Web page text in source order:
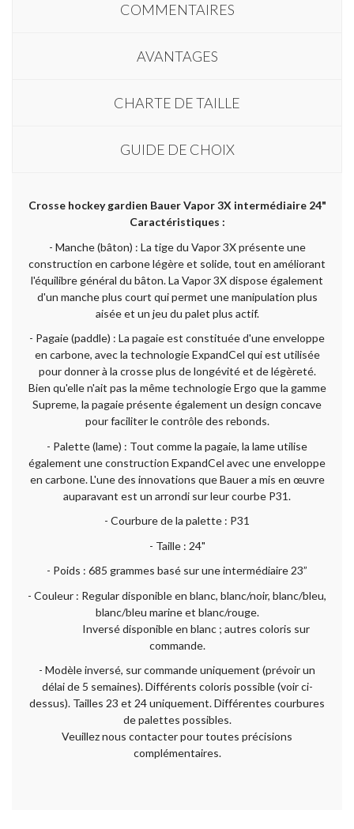
COMMENTAIRES
AVANTAGES
CHARTE DE TAILLE
GUIDE DE CHOIX
Crosse hockey gardien Bauer Vapor 3X intermédiaire 24"
Caractéristiques :
- Manche (bâton) : La tige du Vapor 3X présente une
construction en carbone légère et solide, tout en améliorant
l'équilibre général du bâton. La Vapor 3X dispose également
d'un manche plus court qui permet une manipulation plus
aisée et un jeu du palet plus actif.
- Pagaie (paddle) : La pagaie est constituée d'une enveloppe
en carbone, avec la technologie ExpandCel qui est utilisée
pour donner à la crosse plus de longévité et de légèreté.
Bien qu'elle n'ait pas la même technologie Ergo que la gamme
Supreme, la pagaie présente également un design concave
pour faciliter le contrôle des rebonds.
- Palette (lame) : Tout comme la pagaie, la lame utilise
également une construction ExpandCel avec une enveloppe
en carbone. L'une des innovations que Bauer a mis en œuvre
auparavant est un arrondi sur leur courbe P31.
- Courbure de la palette : P31
- Taille : 24"
- Poids : 685 grammes basé sur une intermédiaire 23”
- Couleur : Regular disponible en blanc, blanc/noir, blanc/bleu,
blanc/bleu marine et blanc/rouge.
Inversé disponible en blanc ; autres coloris sur
commande.
- Modèle inversé, sur commande uniquement (prévoir un
délai de 5 semaines). Différents coloris possible (voir ci-
dessus). Tailles 23 et 24 uniquement. Différentes courbures
de palettes possibles.
Veuillez nous contacter pour toutes précisions
complémentaires.